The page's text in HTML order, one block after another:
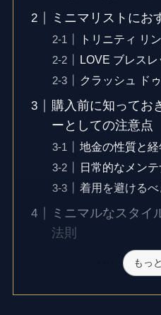
ミニマリストにお
トリニティ リ
LOVE ブレスレ
クラッシュ ド
購入前に知ってお
ーとしての注意点
地金の性質と
日常的なメン
着用を避ける
ミニマルなスタイ
法則
もっ